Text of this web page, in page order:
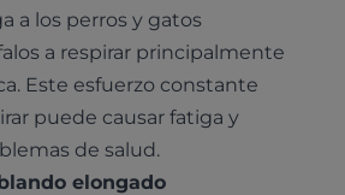
a los perros y gatos
a respirar principalmente
Este esfuerzo constante
puede causar fatiga y
de salud.
elongado